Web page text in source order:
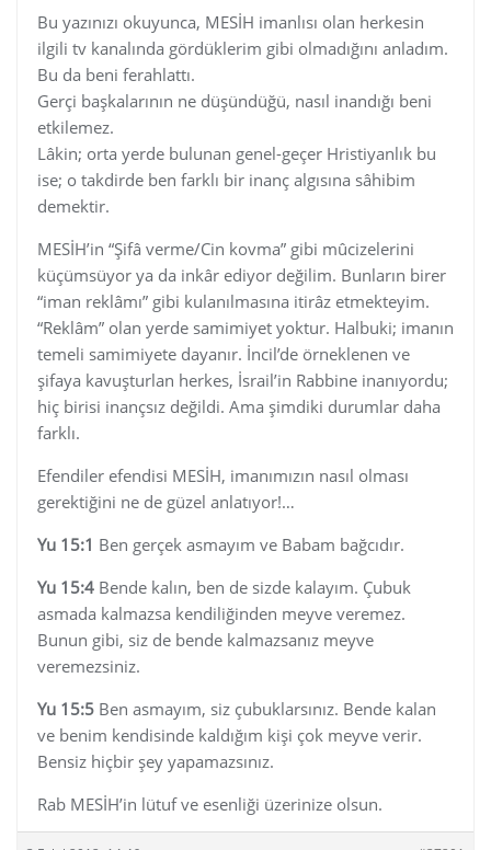
Bu yazınızı okuyunca, MESİH imanlısı olan herkesin
ilgili tv kanalında gördüklerim gibi olmadığını anladım.
Bu da beni ferahlattı.
Gerçi başkalarının ne düşündüğü, nasıl inandığı beni
etkilemez.
Lâkin; orta yerde bulunan genel-geçer Hristiyanlık bu
ise; o takdirde ben farklı bir inanç algısına sâhibim
demektir.
MESİH’in “Şifâ verme/Cin kovma” gibi mûcizelerini
küçümsüyor ya da inkâr ediyor değilim. Bunların birer
“iman reklâmı” gibi kulanılmasına itirâz etmekteyim.
“Reklâm” olan yerde samimiyet yoktur. Halbuki; imanın
temeli samimiyete dayanır. İncil’de örneklenen ve
şifaya kavuşturlan herkes, İsrail’in Rabbine inanıyordu;
hiç birisi inançsız değildi. Ama şimdiki durumlar daha
farklı.
Efendiler efendisi MESİH, imanımızın nasıl olması
gerektiğini ne de güzel anlatıyor!…
Yu 15:1 Ben gerçek asmayım ve Babam bağcıdır.
Yu 15:4 Bende kalın, ben de sizde kalayım. Çubuk
asmada kalmazsa kendiliğinden meyve veremez.
Bunun gibi, siz de bende kalmazsanız meyve
veremezsiniz.
Yu 15:5 Ben asmayım, siz çubuklarsınız. Bende kalan
ve benim kendisinde kaldığım kişi çok meyve verir.
Bensiz hiçbir şey yapamazsınız.
Rab MESİH’in lütuf ve esenliği üzerinize olsun.